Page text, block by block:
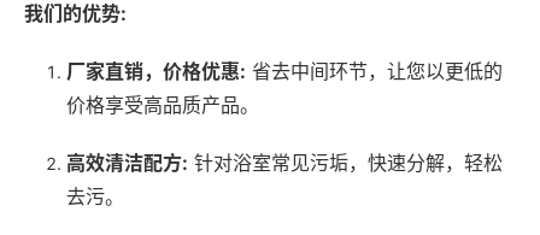
我们的优势:
厂家直销，价格优惠: 省去中间环节，让您以更低的
价格享受高品质产品。
高效清洁配方: 针对浴室常见污垢，快速分解，轻松
去污。